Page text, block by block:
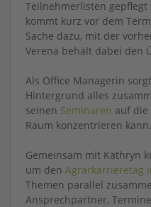
Teilnehmerlisten
kommt kurz vor dem
Sache dazu, mit der
Verena behält dabei den
Als Office Managerin
Hintergrund alles
seinen Seminaren auf
Raum konzentrieren kann.
Gemeinsam mit Kathryn
um den Agrarkarrieretag
Themen parallel
Ansprechpartner,